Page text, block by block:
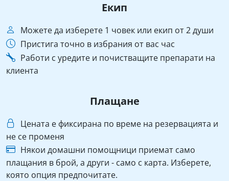
Екип
Можете да изберете 1 човек или екип от 2 души
Пристига точно в избрания от вас час
Работи с уредите и почистващите препарати на
клиента
Плащане
Цената е фиксирана по време на резервацията и
не се променя
Някои домашни помощници приемат само
плащания в брой, а други - само с карта. Изберете,
която опция предпочитате.